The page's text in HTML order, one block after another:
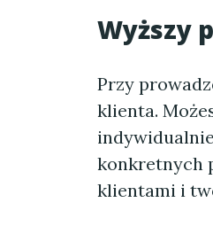
Wyższy
Przy
klienta.
konkretnych
klientami i